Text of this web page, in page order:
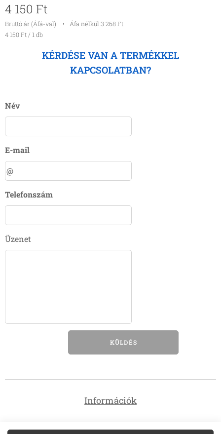
4 150 Ft
Bruttó ár (Áfá-val)
Áfa nélkül 3 268 Ft
4 150 Ft / 1 db
KÉRDÉSE VAN A TERMÉKKEL
KAPCSOLATBAN?
Név
E-mail
Telefonszám
Üzenet
KÜLDÉS
Információk